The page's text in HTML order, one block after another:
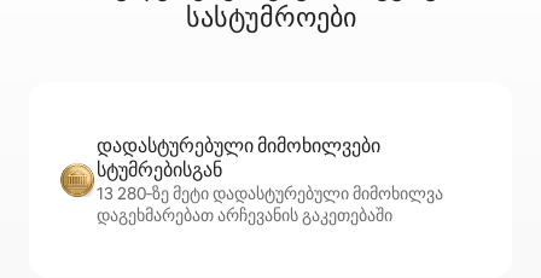
სასტუმროები
დადასტურებული მიმოხილვები
სტუმრებისგან
13 280‑ზე მეტი დადასტურებული მიმოხილვა
დაგეხმარებათ არჩევანის გაკეთებაში